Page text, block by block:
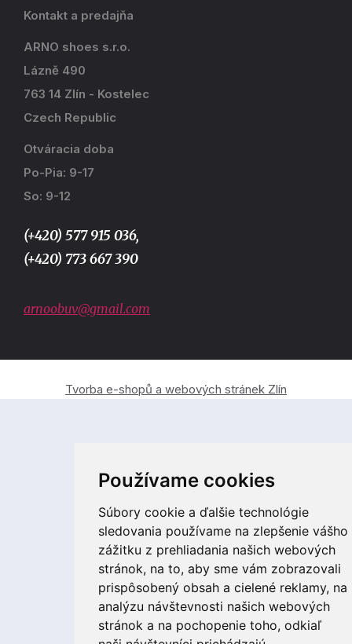
Používame cookies
Súbory cookie a ďalšie technológie
sledovania používame na zlepšenie vášho
zážitku z prehliadania našich webových
stránok, na to, aby sme vám zobrazovali
prispôsobený obsah a cielené reklamy, na
analýzu návštevnosti našich webových
stránok a na pochopenie toho, odkiaľ
Kontakt a predajňa
ARNO shoes s.r.o.
Lázně 490
763 14 Zlín - Kostelec
Czech Republic
Otváracia doba
Po-Pia: 9-17
So: 9-12
(+420) 577 915 036,
(+420) 773 667 390
arnoobuv@gmail.com
Tvorba e-shopů a webových stránek Zlín